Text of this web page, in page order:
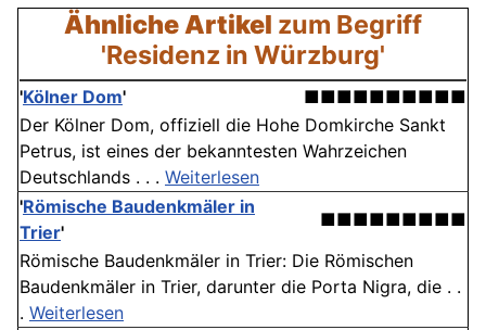
Ähnliche Artikel zum Begriff
'Residenz in Würzburg'
'Kölner Dom'
■■■■■■■■■■
Der Kölner Dom, offiziell die Hohe Domkirche Sankt
Petrus, ist eines der bekanntesten Wahrzeichen
Deutschlands . . . Weiterlesen
'Römische Baudenkmäler in
Trier'
■■■■■■■■■
Römische Baudenkmäler in Trier: Die Römischen
Baudenkmäler in Trier, darunter die Porta Nigra, die . .
. Weiterlesen